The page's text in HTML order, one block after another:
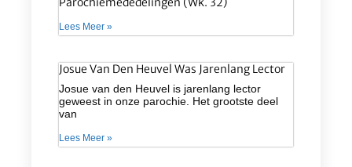
Lees Meer »
Josue Van Den Heuvel Was Jarenlang Lector
Josue van den Heuvel is jarenlang lector
geweest in onze parochie. Het grootste deel
van
Lees Meer »